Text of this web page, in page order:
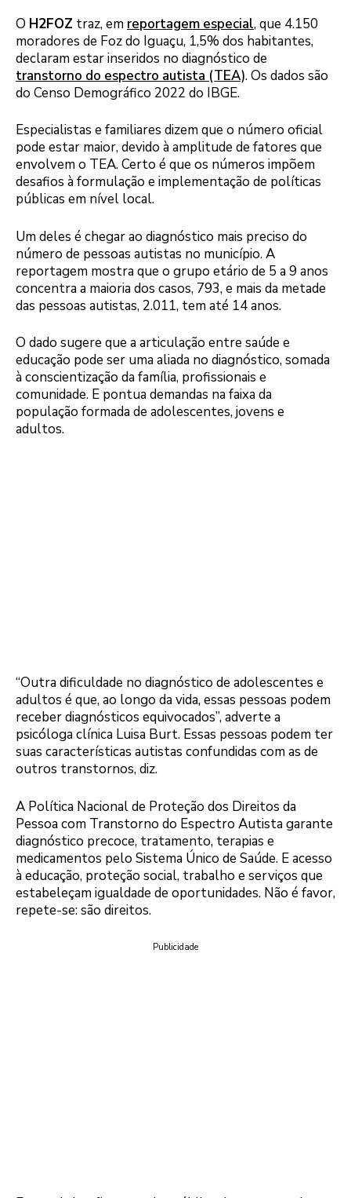
O H2FOZ traz, em reportagem especial, que 4.150
moradores de Foz do Iguaçu, 1,5% dos habitantes,
declaram estar inseridos no diagnóstico de
transtorno do espectro autista (TEA). Os dados são
do Censo Demográfico 2022 do IBGE.
Especialistas e familiares dizem que o número oficial
pode estar maior, devido à amplitude de fatores que
envolvem o TEA. Certo é que os números impõem
desafios à formulação e implementação de políticas
públicas em nível local.
Um deles é chegar ao diagnóstico mais preciso do
número de pessoas autistas no município. A
reportagem mostra que o grupo etário de 5 a 9 anos
concentra a maioria dos casos, 793, e mais da metade
das pessoas autistas, 2.011, tem até 14 anos.
O dado sugere que a articulação entre saúde e
educação pode ser uma aliada no diagnóstico, somada
à conscientização da família, profissionais e
comunidade. E pontua demandas na faixa da
população formada de adolescentes, jovens e
adultos.
“Outra dificuldade no diagnóstico de adolescentes e
adultos é que, ao longo da vida, essas pessoas podem
receber diagnósticos equivocados”, adverte a
psicóloga clínica Luisa Burt. Essas pessoas podem ter
suas características autistas confundidas com as de
outros transtornos, diz.
A Política Nacional de Proteção dos Direitos da
Pessoa com Transtorno do Espectro Autista garante
diagnóstico precoce, tratamento, terapias e
medicamentos pelo Sistema Único de Saúde. E acesso
à educação, proteção social, trabalho e serviços que
estabeleçam igualdade de oportunidades. Não é favor,
repete-se: são direitos.
Publicidade